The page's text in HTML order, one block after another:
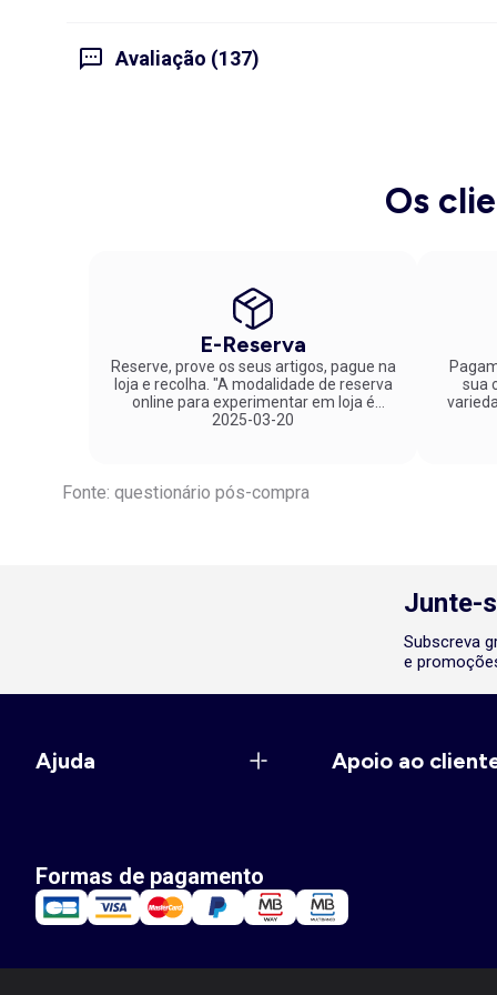
Avaliação (137)
Os
E-Reserva
Reserve, prove os seus artigos, pague na
loja e recolha. "A modalidade de reserva
online para experimentar em loja é
fantástica. Parabéns pela inovação!"
2025-03-20
sua
Fonte: questionário pós-compra
Junte-
Subscreva
e
Ajuda Apoio ao
Formas de pagamento